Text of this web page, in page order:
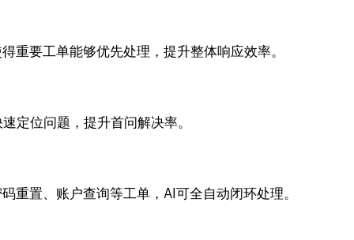
重要工单能够优先处理，提升整体响应效率。
定位问题，提升首问解决率。
重置、账户查询等工单，AI可全自动闭环处理。